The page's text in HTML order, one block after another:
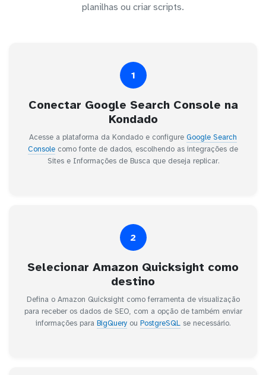
planilhas ou criar scripts.
1
Conectar Google Search Console na
Kondado
Acesse a plataforma da Kondado e configure Google Search
Console como fonte de dados, escolhendo as integrações de
Sites e Informações de Busca que deseja replicar.
2
Selecionar Amazon Quicksight como
destino
Defina o Amazon Quicksight como ferramenta de visualização
para receber os dados de SEO, com a opção de também enviar
informações para BigQuery ou PostgreSQL se necessário.